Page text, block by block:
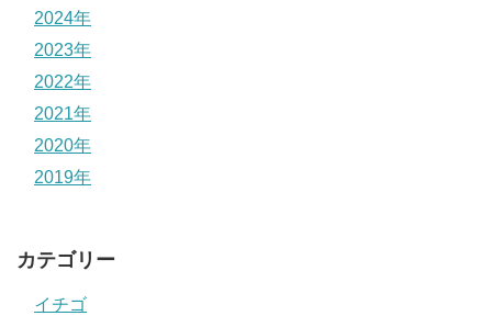
2024年
2023年
2022年
2021年
2020年
2019年
カテゴリー
イチゴ